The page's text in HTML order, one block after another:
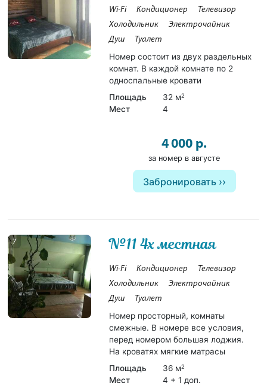
Wi-Fi Кондиционер
Телевизор
Холодильник
Электрочайник
Душ
Туалет
Номер состоит из двух раздельных
комнат. В каждой комнате по 2
односпальные кровати
Площадь
32 м2
Мест 4
4 000 р.
за номер в августе
Забронировать
7 №11 4х местная
Wi-Fi Кондиционер
Телевизор
Холодильник
Электрочайник
Душ
Туалет
Номер просторный, комнаты
смежные. В номере все условия,
перед номером большая лоджия.
На кроватях мягкие матрасы
Площадь
36 м2
Мест 4 + 1 доп.